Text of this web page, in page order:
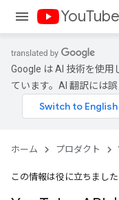
YouTube
Google は AI 技術を使
ています。AI 翻訳には
ホーム プロダクト
この情報は役に立ちました